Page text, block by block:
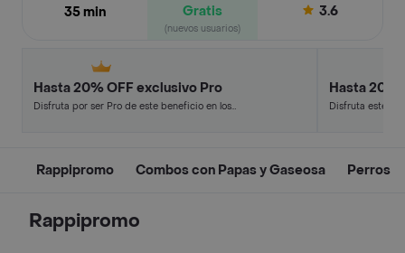
35 min
Gratis
(nuevos usuarios)
3.6
Hasta 20% OFF exclusivo Pro
Disfruta por ser Pro de este beneficio en los
Hasta 20%
Disfruta este
Rappipromo Combos con Papas y Gaseosa Perros
Rappipromo